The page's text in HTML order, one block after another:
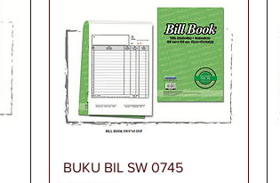
Paparan Segera
BUKU BIL SW 0745